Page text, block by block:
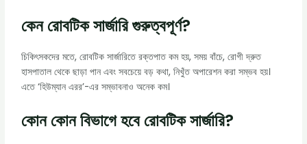
কেন রোবটিক সার্জারি গুরুত্বপূর্ণ?
চিকিৎসকদের মতে, রোবটিক সার্জারিতে রক্তপাত কম হয়, সময় বাঁচে, রোগী দ্রুত
হাসপাতাল থেকে ছাড়া পান এবং সবচেয়ে বড় কথা, নিখুঁত অপারেশন করা সম্ভব হয়।
এতে ‘হিউম্যান এরর’-এর সম্ভাবনাও অনেক কম।
কোন কোন বিভাগে হবে রোবটিক সার্জারি?